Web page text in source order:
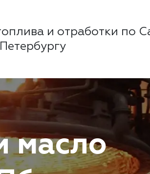
и отработки по
Петербургу
масло